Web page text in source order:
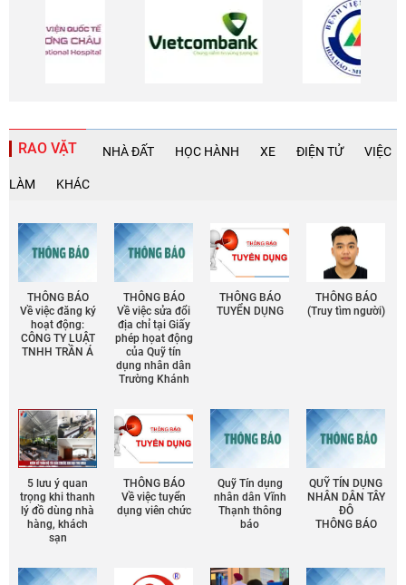
RAO VẶT NHÀ ĐẤT HỌC HÀNH XE ĐIỆN TỬ VIỆC
LÀM KHÁC
THÔNG BÁO
Về việc đăng ký
hoạt động:
CÔNG TY LUẬT
TNHH TRẦN Á
THÔNG BÁO
Về việc sửa đổi
địa chỉ tại Giấy
phép họat động
của Quỹ tín
dụng nhân dân
Trường Khánh
THÔNG BÁO
TUYỂN DỤNG
THÔNG BÁO
(Truy tìm người)
5 lưu ý quan
trọng khi thanh
lý đồ dùng nhà
hàng, khách
sạn
THÔNG BÁO
Về việc tuyển
dụng viên chức
Quỹ Tín dụng
nhân dân Vĩnh
Thạnh thông
báo
QUỸ TÍN DỤNG
NHÂN DÂN TÂY
ĐÔ
THÔNG BÁO